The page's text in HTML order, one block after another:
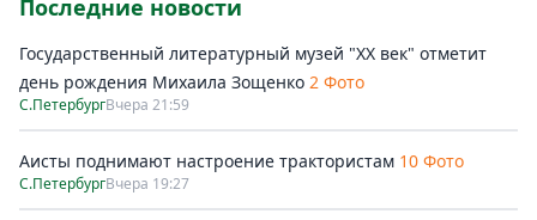
Последние новости
Государственный литературный музей "ХХ век" отметит
день рождения Михаила Зощенко 2 Фото
С.ПетербургВчера 21:59
Аисты поднимают настроение трактористам 10 Фото
С.ПетербургВчера 19:27